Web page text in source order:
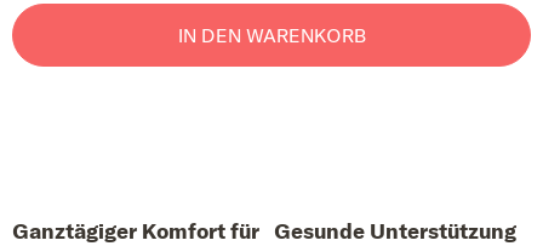
IN DEN WARENKORB
Ganztägiger Komfort für Gesunde Unterstützung